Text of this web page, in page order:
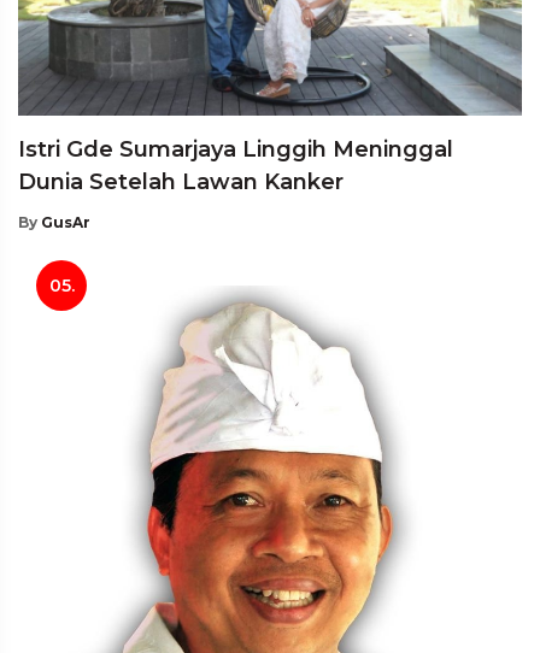
Istri Gde Sumarjaya Linggih Meninggal
Dunia Setelah Lawan Kanker
By GusAr
05.